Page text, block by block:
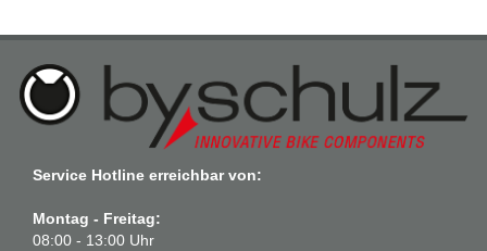
Service Hotline erreichbar von:
Montag - Freitag:
08:00 - 13:00 Uhr